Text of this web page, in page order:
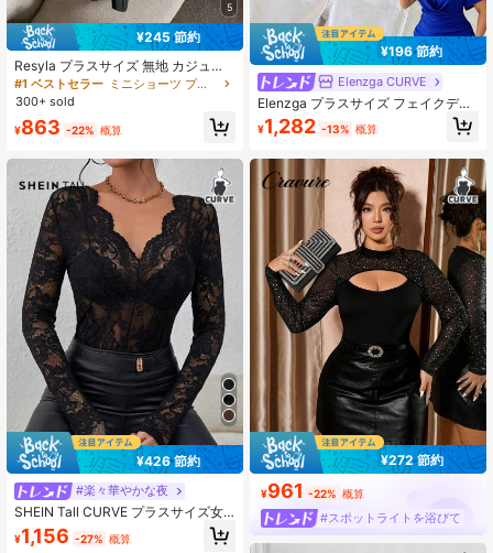
5
¥245 節約
Resyla プラスサイズ 無地 カジュア
ルショーツ
#1 ベストセラー
ミニショーツ プラスサイズのショーツ
300+ sold
¥863 -22% 概算
¥426 節約
#楽々華やかな夜
SHEIN Tall CURVE プラスサイズ女
性エレガントなセクシーなシアーレ
ーストップ、Vネック長袖ブラックシ
¥1,156 -27% 概算
¥196 節約
Elenzga CURVE
Elenzga プラスサイズ フェイクデニ
ム テクスチャー プリーツ生地 ラウ
ンドネック Vカットアウトネックラ
ップヘム バックタイ アシンメトリー
ヘム シャツ エレガント お出かけ 通
勤 デート パーティー アーバンシャ
¥1,282 -13% 概算
¥272 節約
¥961 -22% 概算
#スポットライトを浴びて